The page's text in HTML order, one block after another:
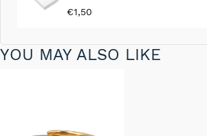
€1,50
YOU MAY ALSO LIKE